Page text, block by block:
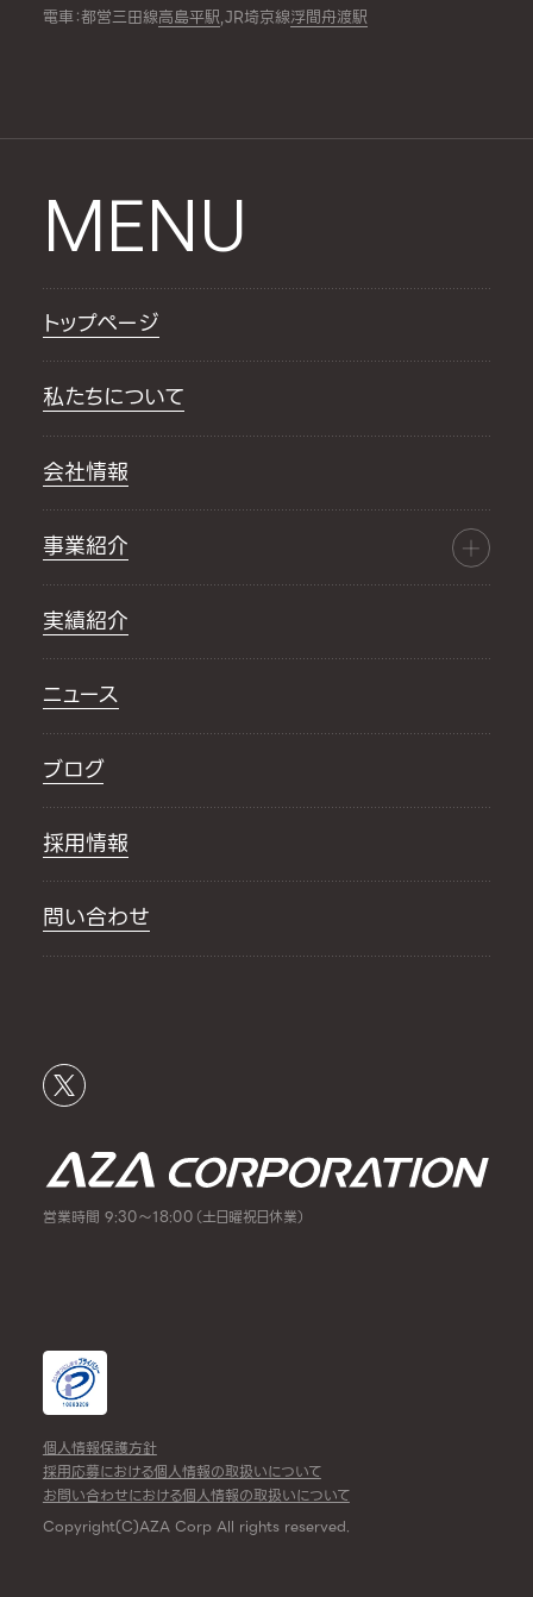
電車：都営三田線高島平駅,JR埼京線浮間舟渡駅
MENU
トップページ
私たちについて
会社情報
事業紹介
実績紹介
ニュース
ブログ
採用情報
問い合わせ
営業時間 9:30～18:00（土日曜祝日休業）
個人情報保護方針
採用応募における個人情報の取扱いについて
お問い合わせにおける個人情報の取扱いについて
Copyright(C)AZA Corp All rights reserved.